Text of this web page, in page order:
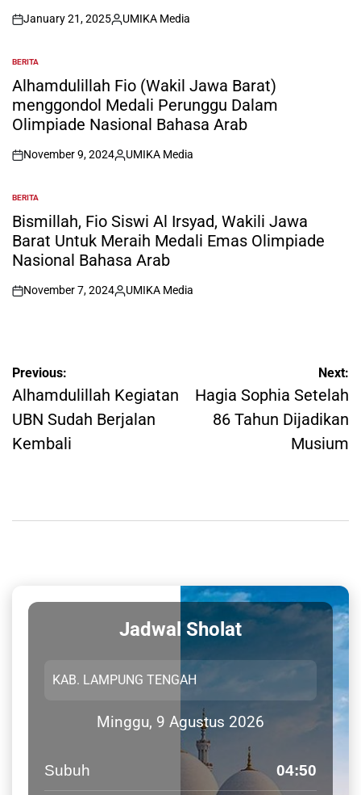
on
January 21, 2025
Posted
UMIKA Media
POSTED
IN
BERITA
Alhamdulillah Fio (Wakil Jawa Barat)
menggondol Medali Perunggu Dalam
Olimpiade Nasional Bahasa Arab
on
November 9, 2024
Posted
UMIKA Media
POSTED
IN
BERITA
Bismillah, Fio Siswi Al Irsyad, Wakili Jawa
Barat Untuk Meraih Medali Emas Olimpiade
Nasional Bahasa Arab
on
November 7, 2024
Posted
UMIKA Media
Post
navigation
Previous:
Alhamdulillah Kegiatan
UBN Sudah Berjalan
Kembali
Next:
Hagia Sophia Setelah
86 Tahun Dijadikan
Musium
Jadwal Sholat
Minggu, 9 Agustus 2026
Subuh 04:50